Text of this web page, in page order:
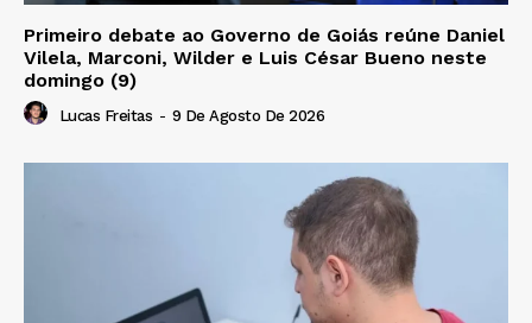
Primeiro debate ao Governo de Goiás reúne Daniel
Vilela, Marconi, Wilder e Luis César Bueno neste
domingo (9)
Lucas Freitas - 9 De Agosto De 2026